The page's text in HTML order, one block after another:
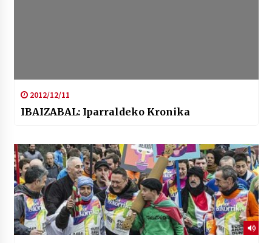
2012/12/11
IBAIZABAL: Iparraldeko Kronika